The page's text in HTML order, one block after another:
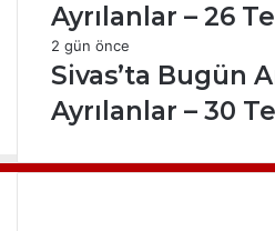
Ayrılanlar – 26
2 gün önce
Sivas’ta Bugün
Ayrılanlar – 30